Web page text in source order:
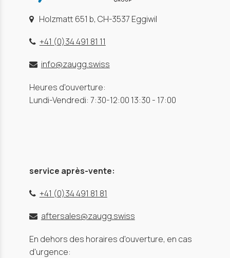
Holzmatt 651 b, CH-3537 Eggiwil
+41 (0)34 491 81 11
info@zaugg.swiss
Heures d'ouverture:
Lundi-Vendredi: 7:30-12:00 13:30 - 17:00
service après-vente:
+41 (0)34 491 81 81
aftersales@zaugg.swiss
En dehors des horaires d'ouverture, en cas
d'urgence: